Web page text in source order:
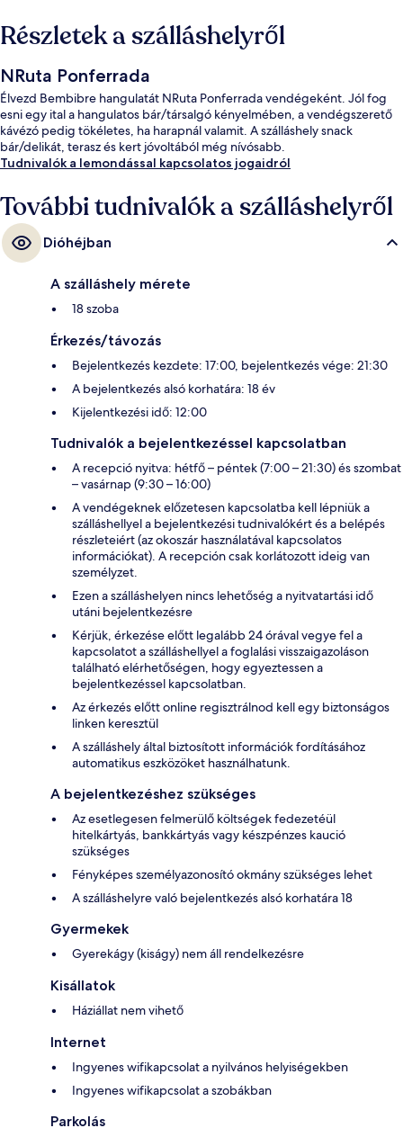
Részletek a szálláshelyről
NRuta Ponferrada
Élvezd Bembibre hangulatát NRuta Ponferrada vendégeként. Jól fog
esni egy ital a hangulatos bár/társalgó kényelmében, a vendégszerető
kávézó pedig tökéletes, ha harapnál valamit. A szálláshely snack
bár/delikát, terasz és kert jóvoltából még nívósabb.
Tudnivalók a lemondással kapcsolatos jogaidról
További tudnivalók a szálláshelyről
Dióhéjban
A szálláshely mérete
18 szoba
Érkezés/távozás
Bejelentkezés kezdete: 17:00, bejelentkezés vége: 21:30
A bejelentkezés alsó korhatára: 18 év
Kijelentkezési idő: 12:00
Tudnivalók a bejelentkezéssel kapcsolatban
A recepció nyitva: hétfő – péntek (7:00 – 21:30) és szombat
– vasárnap (9:30 – 16:00)
A vendégeknek előzetesen kapcsolatba kell lépniük a
szálláshellyel a bejelentkezési tudnivalókért és a belépés
részleteiért (az okoszár használatával kapcsolatos
információkat). A recepción csak korlátozott ideig van
személyzet.
Ezen a szálláshelyen nincs lehetőség a nyitvatartási idő
utáni bejelentkezésre
Kérjük, érkezése előtt legalább 24 órával vegye fel a
kapcsolatot a szálláshellyel a foglalási visszaigazoláson
található elérhetőségen, hogy egyeztessen a
bejelentkezéssel kapcsolatban.
Az érkezés előtt online regisztrálnod kell egy biztonságos
linken keresztül
A szálláshely által biztosított információk fordításához
automatikus eszközöket használhatunk.
A bejelentkezéshez szükséges
Az esetlegesen felmerülő költségek fedezetéül
hitelkártyás, bankkártyás vagy készpénzes kaució
szükséges
Fényképes személyazonosító okmány szükséges lehet
A szálláshelyre való bejelentkezés alsó korhatára 18
Gyermekek
Gyerekágy (kiságy) nem áll rendelkezésre
Kisállatok
Háziállat nem vihető
Internet
Ingyenes wifikapcsolat a nyilvános helyiségekben
Ingyenes wifikapcsolat a szobákban
Parkolás